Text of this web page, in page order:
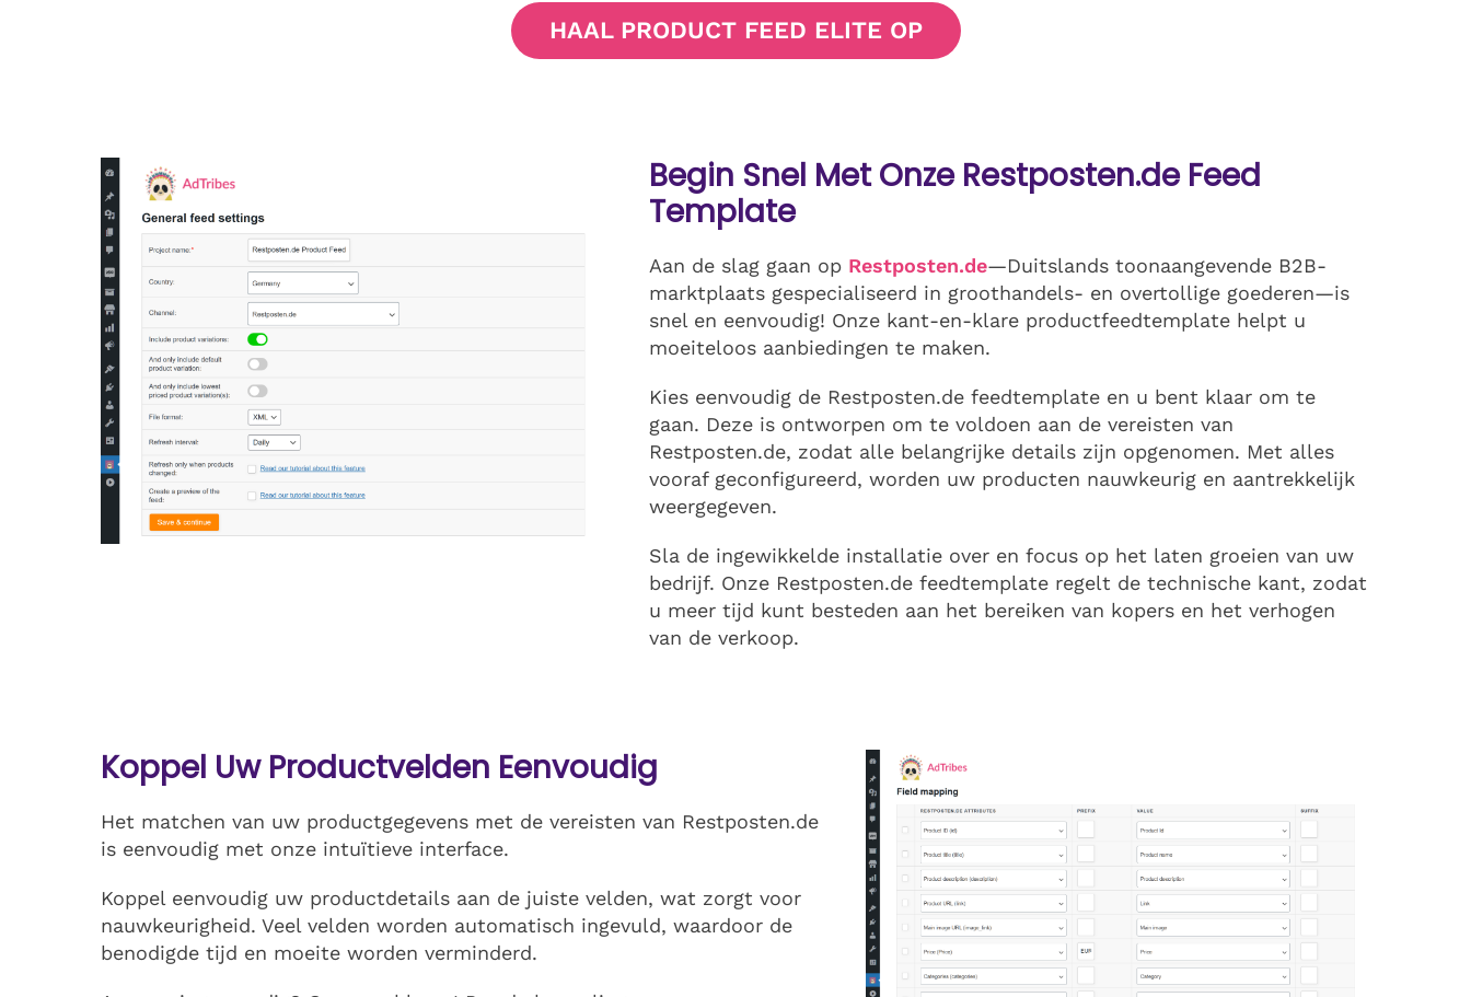
HAAL PRODUCT FEED ELITE OP
Begin Snel Met Onze Restposten.de Feed
Template
Aan de slag gaan op Restposten.de—Duitslands toonaangevende B2B-
marktplaats gespecialiseerd in groothandels- en overtollige goederen—is
snel en eenvoudig! Onze kant-en-klare productfeedtemplate helpt u
moeiteloos aanbiedingen te maken.
Kies eenvoudig de Restposten.de feedtemplate en u bent klaar om te
gaan. Deze is ontworpen om te voldoen aan de vereisten van
Restposten.de, zodat alle belangrijke details zijn opgenomen. Met alles
vooraf geconfigureerd, worden uw producten nauwkeurig en aantrekkelijk
weergegeven.
Sla de ingewikkelde installatie over en focus op het laten groeien van uw
bedrijf. Onze Restposten.de feedtemplate regelt de technische kant, zodat
u meer tijd kunt besteden aan het bereiken van kopers en het verhogen
van de verkoop.
Koppel Uw Productvelden Eenvoudig
Het matchen van uw productgegevens met de vereisten van Restposten.de
is eenvoudig met onze intuïtieve interface.
Koppel eenvoudig uw productdetails aan de juiste velden, wat zorgt voor
nauwkeurigheid. Veel velden worden automatisch ingevuld, waardoor de
benodigde tijd en moeite worden verminderd.